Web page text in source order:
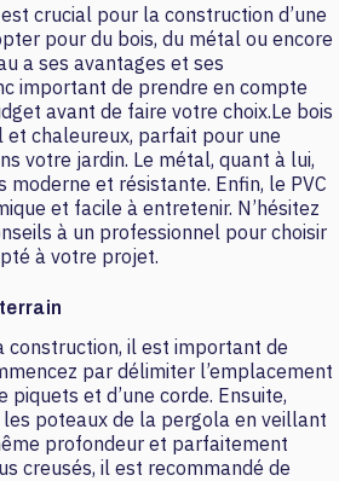
crucial pour la construction d’une
pour du bois, du métal ou encore
a ses avantages et ses
important de prendre en compte
avant de faire votre choix.Le bois
chaleureux, parfait pour une
votre jardin. Le métal, quant à lui,
et résistante. Enfin, le PVC
et facile à entretenir. N’hésitez
à un professionnel pour choisir
à votre projet.
construction, il est important de
par délimiter l’emplacement
piquets et d’une corde. Ensuite,
poteaux de la pergola en veillant
profondeur et parfaitement
creusés, il est recommandé de